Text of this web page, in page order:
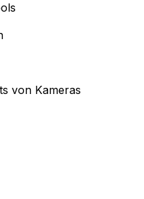
von Kameras